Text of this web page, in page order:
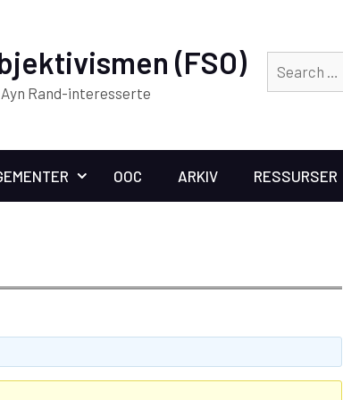
(FSO)
Rand-interesserte
OOC ARKIV RESSURSER